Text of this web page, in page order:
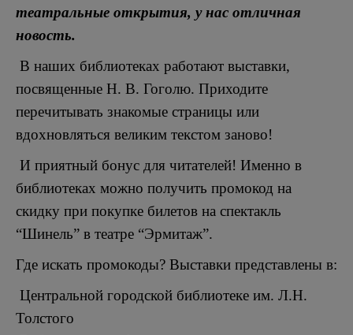
театральные открытия, у нас отличная
новость.
В наших библиотеках работают выставки,
посвященные Н. В. Гоголю. Приходите
перечитывать знакомые страницы или
вдохновляться великим текстом заново!
И приятный бонус для читателей! Именно в
библиотеках можно получить промокод на
скидку при покупке билетов на спектакль
“Шинель” в театре “Эрмитаж”.
Где искать промокоды? Выставки представлены в:
Центральной городской библиотеке им. Л.Н.
Толстого